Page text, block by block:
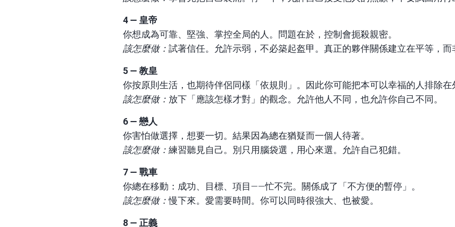
4 — 皇帝
你想成為可靠、堅強、掌控全局的人。問題在於，控制會扼殺親密。
該怎麼做： 試著信任。允許示弱，不必築起盔甲。真正的夥伴關係建立在平等，而
5 — 教皇
你按原則生活，也期待伴侶同樣「依規則」。因此你可能把本可以幸福的人排除在
該怎麼做： 放下「應該怎樣才對」的觀念。允許他人不同，也允許你自己不同。
6 — 戀人
你害怕做選擇，想要一切。結果因為總在猶疑而一個人待著。
該怎麼做： 練習聽見自己。別只用腦袋選，用心來選。允許自己犯錯。
7 — 戰車
你總在移動：成功、目標、項目——忙不完。關係成了「不方便的暫停」。
該怎麼做：慢下來。愛需要時間。你可以同時很強大、也被愛。
8 — 正義